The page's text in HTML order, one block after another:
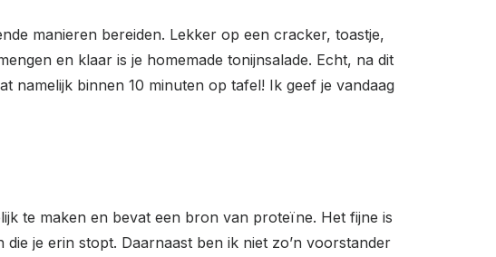
manieren bereiden. Lekker op een cracker, toastje,
en klaar is je homemade tonijnsalade. Echt, na dit
namelijk binnen 10 minuten op tafel! Ik geef je vandaag
te maken en bevat een bron van proteïne. Het fijne is
je erin stopt. Daarnaast ben ik niet zo’n voorstander